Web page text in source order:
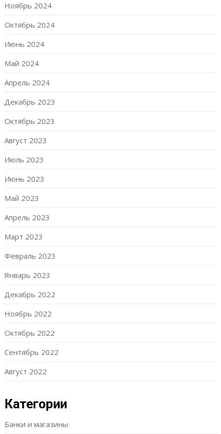
Ноябрь 2024
Октябрь 2024
Июнь 2024
Май 2024
Апрель 2024
Декабрь 2023
Октябрь 2023
Август 2023
Июль 2023
Июнь 2023
Май 2023
Апрель 2023
Март 2023
Февраль 2023
Январь 2023
Декабрь 2022
Ноябрь 2022
Октябрь 2022
Сентябрь 2022
Август 2022
Категории
Банки и магазины